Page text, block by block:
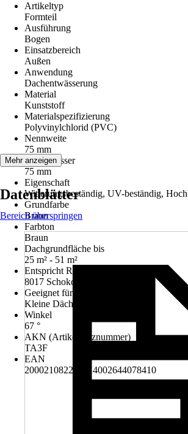
Artikeltyp
Formteil
Ausführung
Bogen
Einsatzbereich
Außen
Anwendung
Dachentwässerung
Material
Kunststoff
Materialspezifizierung
Polyvinylchlorid (PVC)
Nennweite
75 mm
Durchmesser
75 mm
Eigenschaft
Witterungsbeständig, UV-beständig,
Grundfarbe
Braun
Farbton
Braun
Dachgrundfläche bis
25 m² - 51 m²
Entspricht RAL-Farbton
8017 Schokoladenbraun
Geeignet für
Kleine Dächer, Hausanbauten
Winkel
67 °
AKN (Artikelkurznummer)
TA3F
EAN
2000210822001, 4002644078410
Mehr anzeigen
Datenblätter
Bereich überspringen